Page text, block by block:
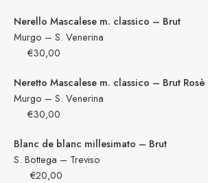
Nerello Mascalese m. classico – Brut
Murgo – S.
€30,00
Neretto Mascalese m. classico – Brut Rosè
Murgo – S.
€30,00
Blanc de blanc millesimato – Brut
S. Bottega –
€20,00